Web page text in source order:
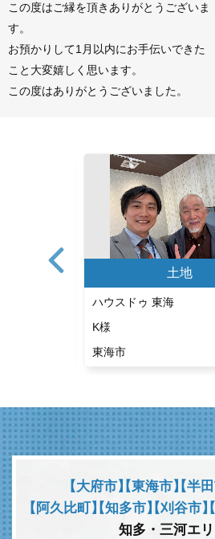
この度はご縁を頂きありがとうございま
す。
お預かりして1月以内にお手伝いできた
こと大変嬉しく思います。
この度はありがとうございました。
土地
ハウスドゥ 東海
K様
東海市
【大府市】【東海市】【半
【阿久比町】【知多市】【刈谷市】
知多・三河エ